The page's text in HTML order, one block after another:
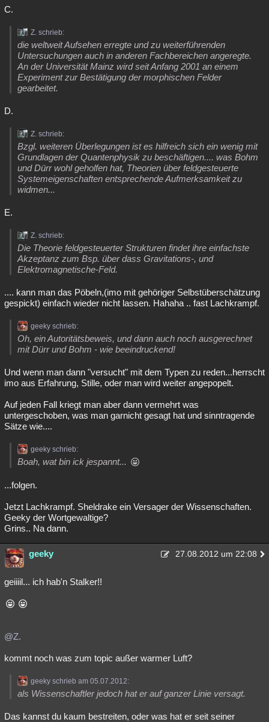
C.
Z. schrieb:
die weltweit Aufsehen erregte und zu weiterführenden
Untersuchungen auch in anderen Fachbereichen angeregte.
An der Universität Mainz wird seit Anfang 2001 an einem
Experiment zur Bestätigung der morphischen Felder
gearbeitet.
D.
Z. schrieb:
Bzgl. weiteren Überlegungen ist es hilfreich sich ein wenig mit
Grundlagen der Quantenphysik zu beschäftigen.... was Bohm
und Dürr wohl geholfen hat, Theorien über feldgesteuerte
Systemeigenschaften entsprechende Aufmerksamkeit zu
widmen...
E.
Z. schrieb:
Die Theorie feldgesteuerter Strukturen findet ihre einfachste
Akzeptanz zum Bsp. über dass Gravitations-, und
Elektromagnetische-Feld.
.... kann man das Pöbeln,(imo mit gehöriger Selbstüberschätzung
gespickt) einfach wieder nicht lassen. Hahaha .. fast Lachkrampf.
geeky schrieb:
Oh, ein Autoritätsbeweis, und dann auch noch ausgerechnet
mit Dürr und Bohm - wie beeindruckend!
Und wenn man dann "versucht" mit dem Typen zu reden...herrscht
imo aus Erfahrung, Stille, oder man wird weiter angepopelt.
Auf jeden Fall kriegt man aber dann vermehrt was
untergeschoben, was man garnicht gesagt hat und sinntragende
Sätze wie....
geeky schrieb:
Boah, wat bin ick jespannt...
...folgen.
Jetzt Lachkrampf. Sheldrake ein Versager der Wissenschaften.
Geeky der Wortgewaltige?
Grins.. Na dann.
geeky 27.08.2012 um 22:08
geiiiil... ich hab'n Stalker!!
@Z.
kommt noch was zum topic außer warmer Luft?
geeky schrieb am 05.07.2012:
als Wissenschaftler jedoch hat er auf ganzer Linie versagt.
Das kannst du kaum bestreiten, oder was hat er seit seiner